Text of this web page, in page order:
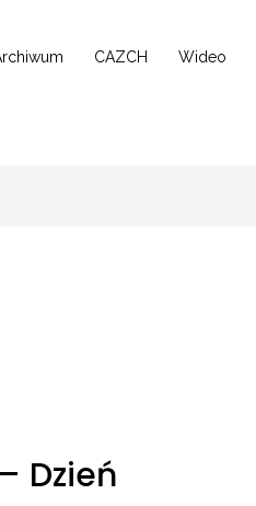
CAZCH Wideo
Dzień